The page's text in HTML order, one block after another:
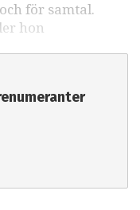
för samtal.
hon